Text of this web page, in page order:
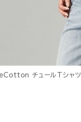
チュールTシャツ